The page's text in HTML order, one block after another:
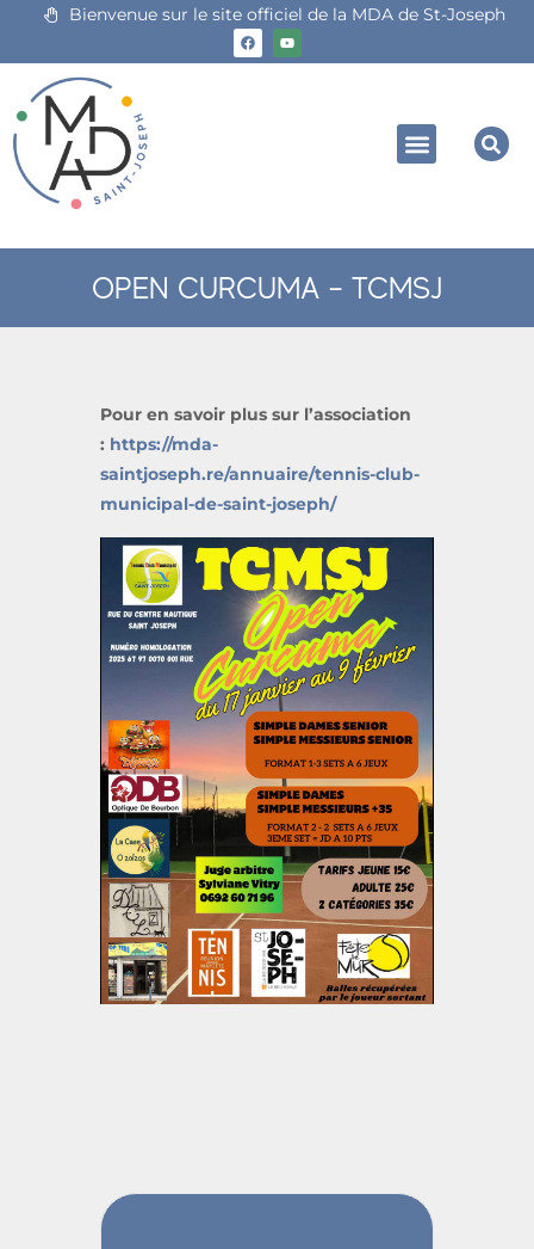
Bienvenue sur le site officiel de la MDA de St-Joseph
OPEN CURCUMA – TCMSJ
Pour en savoir plus sur l’association
: https://mda-
saintjoseph.re/annuaire/tennis-club-
municipal-de-saint-joseph/